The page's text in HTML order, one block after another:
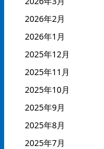
2026年2月
2026年1月
2025年12月
2025年11月
2025年10月
2025年9月
2025年8月
2025年7月